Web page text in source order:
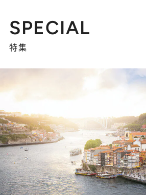
SPECIAL
特集